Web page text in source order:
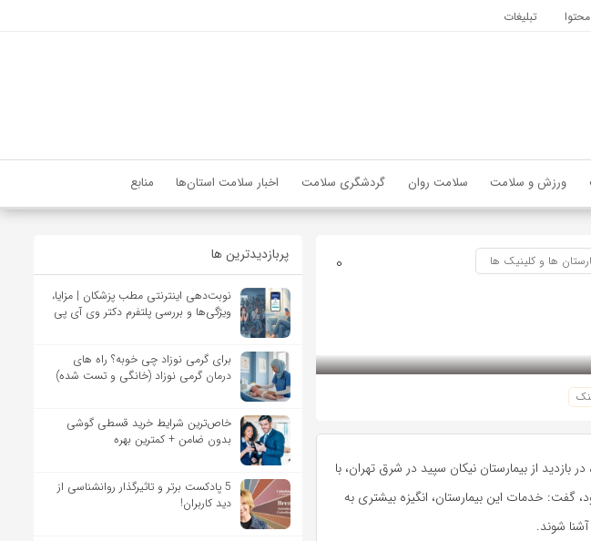
تبلیغات
ورزش و سلامت سلامت روان گردشگری سلامت اخبار سلامت استان‌ها منابع
0 ها و کلینیک ها
از بیمارستان نیکان سپید در شرق تهران، با
گفت: خدمات این بیمارستان، انگیزه بیشتری به
شوند.
پربازدیدترین ها
نوبت‌دهی اینترنتی مطب پزشکان | مزایا،
ویژگی‌ها و بررسی پلتفرم دکتر وی آی پی
برای گرمی نوزاد چی خوبه؟ راه های
درمان گرمی نوزاد (خانگی و تست شده)
خاص‌ترین شرایط خرید قسطی گوشی
بدون ضامن + کمترین بهره
5 پادکست برتر و تاثیرگذار روانشناسی از
دید کاربران!